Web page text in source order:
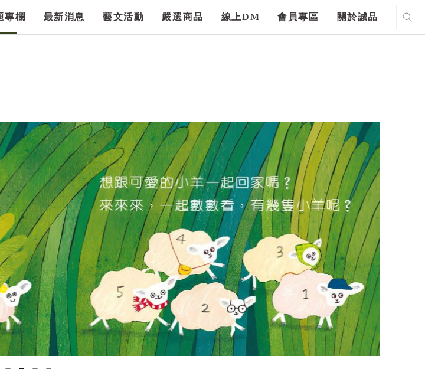
專欄 最新消息 藝文活動 嚴選商品 線上DM 會員專區 關於誠品